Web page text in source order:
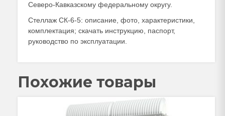
Северо-Кавказскому федеральному округу.
Стеллаж СК-6-5: описание, фото, характеристики,
комплектация; скачать инструкцию, паспорт,
руководство по эксплуатации.
Похожие товары